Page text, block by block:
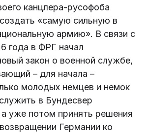
канцлера-русофоба
«самую сильную в
армию». В связи с
года в ФРГ начал
закон о военной службе,
– для начала –
молодых немцев и немок
в Бундесвер
уже потом принять решения
Германии ко